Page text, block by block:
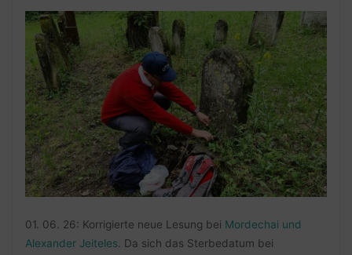
01. 06. 26: Korrigierte neue Lesung bei Mordechai und
Alexander Jeiteles. Da sich das Sterbedatum bei